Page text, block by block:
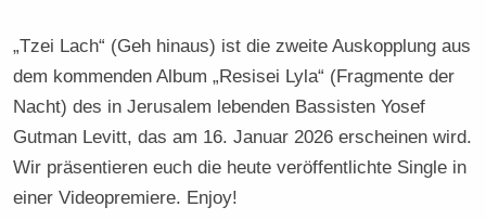
„Tzei Lach“ (Geh hinaus) ist die zweite Auskopplung aus
dem kommenden Album „Resisei Lyla“ (Fragmente der
Nacht) des in Jerusalem lebenden Bassisten Yosef
Gutman Levitt, das am 16. Januar 2026 erscheinen wird.
Wir präsentieren euch die heute veröffentlichte Single in
einer Videopremiere. Enjoy!